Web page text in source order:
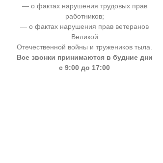
— о фактах нарушения трудовых прав
работников;
— о фактах нарушения прав ветеранов
Великой
Отечественной войны и тружеников тыла.
Все звонки принимаются в будние дни
с 9:00 до 17:00